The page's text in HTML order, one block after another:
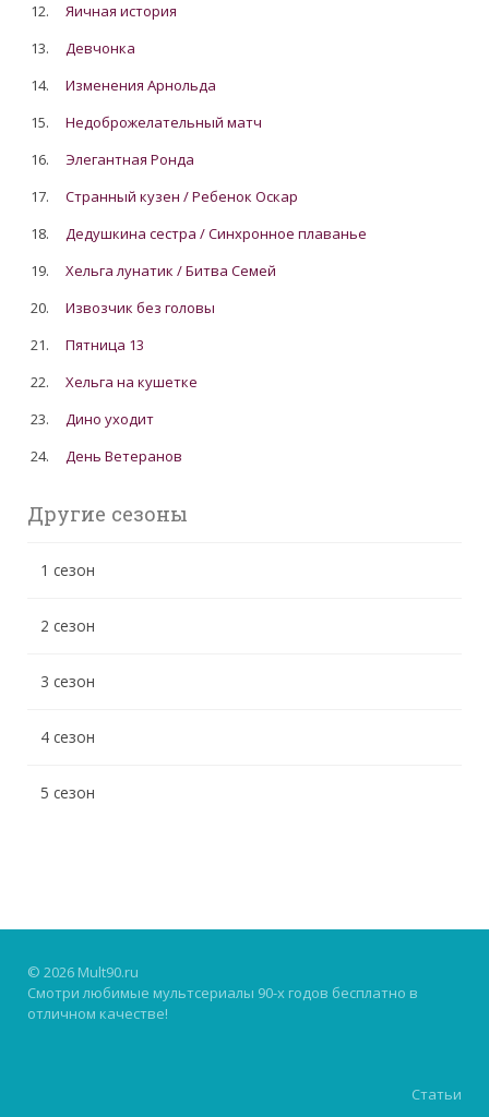
12.
Яичная история
13.
Девчонка
14.
Изменения Арнольда
15.
Недоброжелательный матч
16.
Элегантная Ронда
17.
Странный кузен / Ребенок Оскар
18.
Дедушкина сестра / Синхронное плаванье
19.
Хельга лунатик / Битва Семей
20.
Извозчик без головы
21.
Пятница 13
22.
Хельга на кушетке
23.
Дино уходит
24.
День Ветеранов
Другие сезоны
1 сезон
2 сезон
3 сезон
4 сезон
5 сезон
© 2026 Mult90.ru
Смотри любимые мультсериалы 90-х годов бесплатно в
отличном качестве!
Статьи